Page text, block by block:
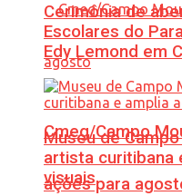
Cmeg/Campo
ações para
Cerimônia de
Escolares do
Edy Lemond em
Museu de
artista curitibana
visuais